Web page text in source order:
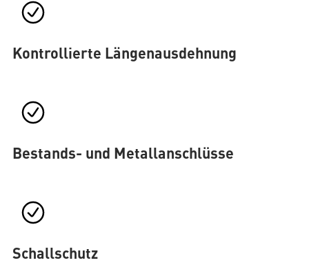
Kontrollierte Längenausdehnung
Bestands- und Metallanschlüsse
Schallschutz